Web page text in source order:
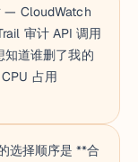
— CloudWatch
审计 API 调用
知道谁删了我的
占用
选择顺序是 **合